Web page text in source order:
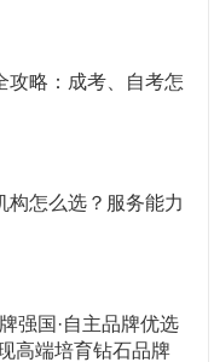
攻略：成考、自考怎
构怎么选？服务能力
强国·自主品牌优选
高端培育钻石品牌